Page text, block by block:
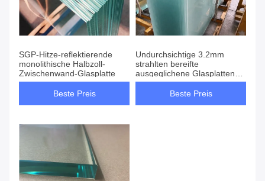
SGP-Hitze-reflektierende
monolithische Halbzoll-
Zwischenwand-Glasplatte
Beste Preis
Undurchsichtige 3.2mm
strahlten bereifte
ausgeglichene Glasplatten
sand
Beste Preis